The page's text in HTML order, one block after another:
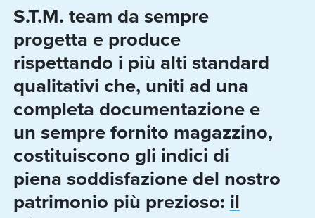
S.T.M. team da sempre
progetta e produce
rispettando i più alti standard
qualitativi che, uniti ad una
completa documentazione e
un sempre fornito magazzino,
costituiscono gli indici di
piena soddisfazione del nostro
patrimonio più prezioso: il